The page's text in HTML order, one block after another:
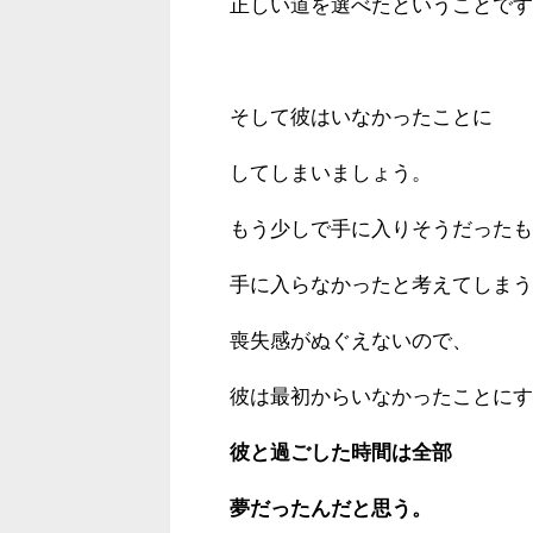
正しい道を選べたということです
そして彼はいなかったことに
してしまいましょう。
もう少しで手に入りそうだった
手に入らなかったと考えてしま
喪失感がぬぐえないので、
彼は最初からいなかったことにす
彼と過ごした時間は全部
夢だったんだと思う。